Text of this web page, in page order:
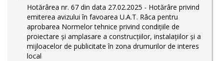
Hotărârea nr. 67 din data 27.02.2025 - Hotărâre privind
emiterea avizului în favoarea U.A.T. Râca pentru
aprobarea Normelor tehnice privind condiţiile de
proiectare şi amplasare a construcţiilor, instalaţiilor şi a
mijloacelor de publicitate în zona drumurilor de interes
local